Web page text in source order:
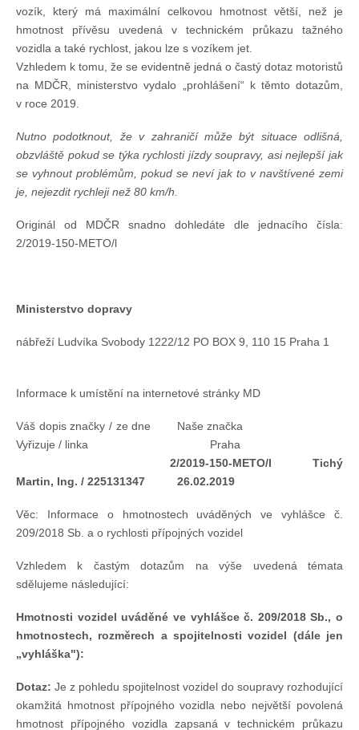
Členské příspěvky
Dokumenty ke stažení
Ochrana osobních údajů
Legislativa
Lodě - technika (tech. způsobilost)
Lodě - registrace
Rádio (MF, HF, VHF)
Kapitánské zkoušky
Offshore Cup
Pohár mistrů
Osobnost roku
vozík, který má maximální celkovou hmotnost větší, než je
hmotnost přívěsu uvedená v technickém průkazu tažného
vozidla a také rychlost, jakou lze s vozíkem jet.
Vzhledem k tomu, že se evidentně jedná o častý dotaz motoristů
na MDČR, ministerstvo vydalo „prohlášení“ k těmto dotazům,
v roce 2019.
Nutno podotknout, že v zahraničí může být situace odlišná,
obzvláště pokud se týka rychlosti jízdy soupravy, asi nejlepší jak
se vyhnout problémům, pokud se neví jak to v navštívené zemi
je, nejezdit rychleji než 80 km/h.
Originál od MDČR snadno dohledáte dle jednacího čísla:
2/2019-150-METO/l
Ministerstvo dopravy
nábřeží Ludvíka Svobody 1222/12 PO BOX 9, 110 15 Praha 1
Informace k umístění na internetové stránky MD
Váš dopis značky / ze dne Naše značka
Vyřizuje / linka Praha
2/2019-150-METO/l
Tichý
Martin, Ing. / 225131347 26.02.2019
Věc: Informace o hmotnostech uváděných ve vyhlášce č.
209/2018 Sb. a o rychlosti přípojných vozidel
Vzhledem k častým dotazům na výše uvedená témata
sdělujeme následující:
Hmotnosti vozidel uváděné ve vyhlášce č. 209/2018 Sb., o
hmotnostech, rozměrech a spojitelnosti vozidel (dále jen
„vyhláška"):
Dotaz: Je z pohledu spojitelnost vozidel do soupravy rozhodující
okamžitá hmotnost přípojného vozidla nebo největší povolená
hmotnost přípojného vozidla zapsaná v technickém průkazu